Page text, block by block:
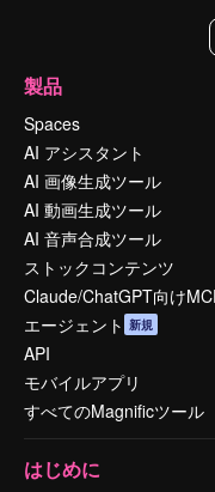
製品
Spaces
AI アシスタント
AI 画像生成ツール
AI 動画生成ツール
AI 音声合成ツール
ストックコンテンツ
Claude/ChatGPT向け
エージェント 新規
API
モバイルアプリ
すべてのMagnificツール
はじめに